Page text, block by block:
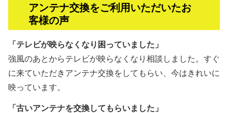
アンテナ交換をご利用いただいたお
客様の声
「テレビが映らなくなり困っていました」
強風のあとからテレビが映らなくなり相談しました。すぐ
に来ていただきアンテナ交換をしてもらい、今はきれいに
映っています。
「古いアンテナを交換してもらいました」